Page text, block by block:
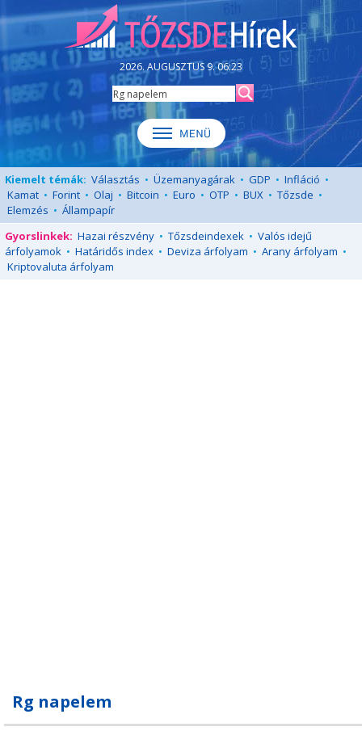
2026. AUGUSZTUS 9. 06:23
Kiemelt témák: Választás • Üzemanyagárak • GDP • Infláció •
Kamat • Forint • Olaj • Bitcoin • Euro • OTP • BUX • Tőzsde •
Elemzés • Állampapír
Gyorslinkek: Hazai részvény • Tőzsdeindexek • Valós idejű
árfolyamok • Határidős index • Deviza árfolyam • Arany árfolyam •
Kriptovaluta árfolyam
Rg napelem